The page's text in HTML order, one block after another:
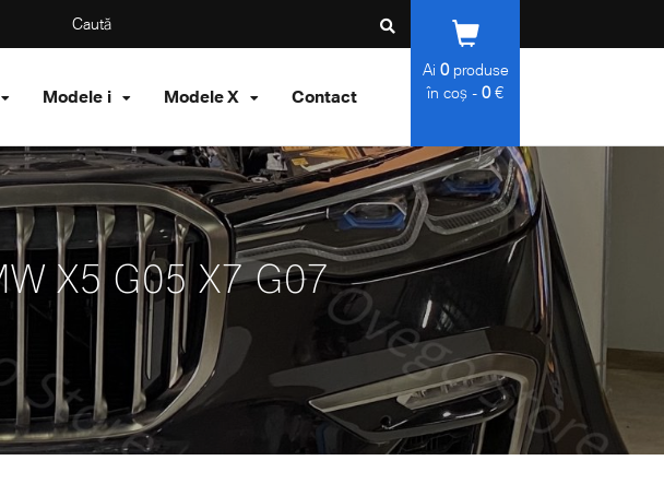
Modele i Modele X Contact
Ai 0produse
în coș - 0€
X5 G05 X7 G07